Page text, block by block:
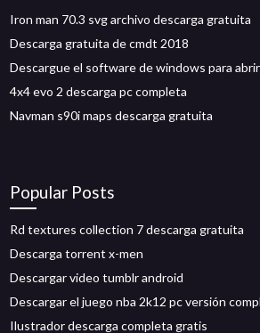
Iron man 70.3 svg archivo descarga gratuita
Descarga gratuita de cmdt 2018
Descargue el software de windows para
4x4 evo 2 descarga pc completa
Navman s90i maps descarga gratuita
Popular Posts
Rd textures collection 7 descarga gratuita
Descarga torrent x-men
Descargar video tumblr android
Descargar el juego nba 2k12 pc versión
Ilustrador descarga completa gratis